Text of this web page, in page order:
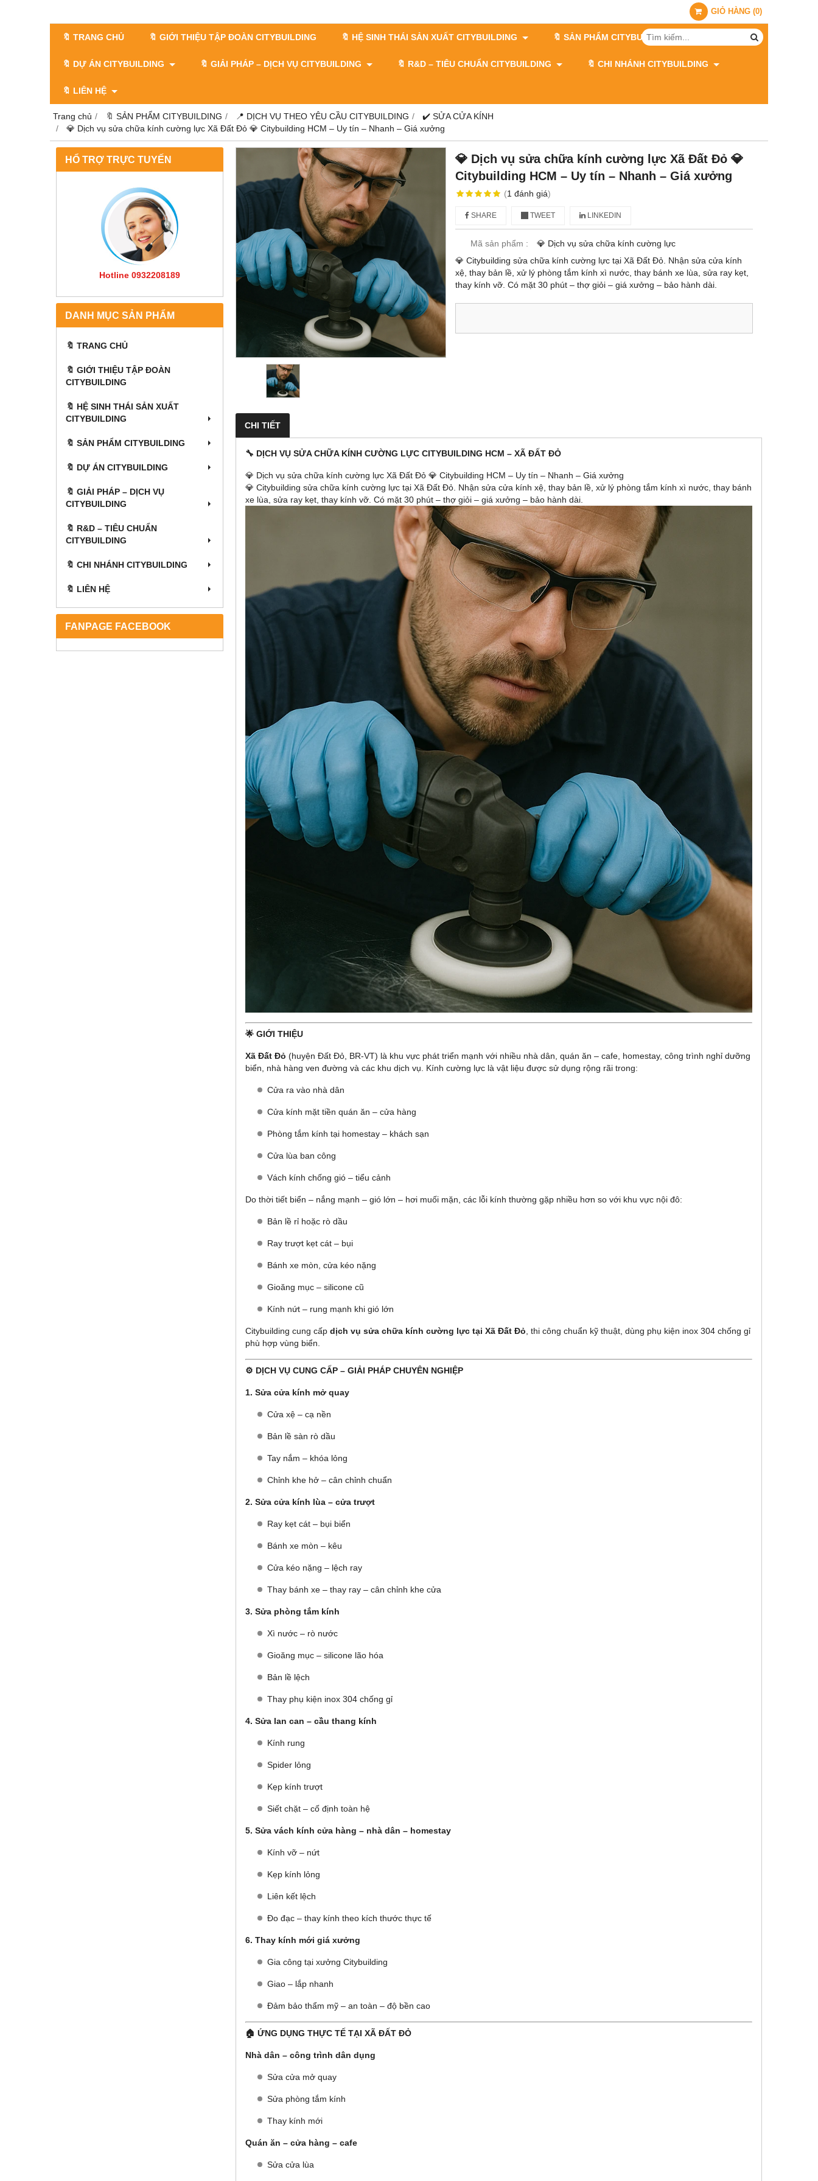
GIỎ HÀNG (0)
🔖 TRANG CHỦ 🔖 GIỚI THIỆU TẬP ĐOÀN CITYBUILDING 🔖 HỆ SINH THÁI SẢN XUẤT CITYBUILDING 🔖 SẢN PHẨM CITYBUILDING
🔖 DỰ ÁN CITYBUILDING 🔖 GIẢI PHÁP – DỊCH VỤ CITYBUILDING 🔖​​​​​​​ R&D – TIÊU CHUẨN CITYBUILDING 🔖 CHI NHÁNH CITYBUILDING
🔖 LIÊN HỆ
Trang chủ 🔖 SẢN PHẨM CITYBUILDING 📍 DỊCH VỤ THEO YÊU CẦU CITYBUILDING
✔️ SỬA CỬA KÍNH
💎 Dịch vụ sửa chữa kính cường lực Xã Đất Đỏ 💎 Citybuilding HCM – Uy tín – Nhanh – Giá xưởng
HỔ TRỢ TRỰC TUYẾN
Hotline 0932208189
DANH MỤC SẢN PHẨM
🔖 TRANG CHỦ
🔖 GIỚI THIỆU TẬP ĐOÀN
CITYBUILDING
🔖 HỆ SINH THÁI SẢN XUẤT
CITYBUILDING
🔖 SẢN PHẨM CITYBUILDING
🔖 DỰ ÁN CITYBUILDING
🔖 GIẢI PHÁP – DỊCH VỤ
CITYBUILDING
🔖​​​​​​​ R&D – TIÊU CHUẨN
CITYBUILDING
🔖 CHI NHÁNH CITYBUILDING
🔖 LIÊN HỆ
FANPAGE FACEBOOK
💎 Dịch vụ sửa chữa kính cường lực Xã Đất Đỏ 💎
Citybuilding HCM – Uy tín – Nhanh – Giá xưởng
(1 đánh giá)
SHARE TWEET LINKEDIN
Mã sản phẩm :
💎 Dịch vụ sửa chữa kính cường lực
💎 Citybuilding sửa chữa kính cường lực tại Xã Đất Đỏ. Nhận sửa cửa kính
xệ, thay bản lề, xử lý phòng tắm kính xì nước, thay bánh xe lùa, sửa ray kẹt,
thay kính vỡ. Có mặt 30 phút – thợ giỏi – giá xưởng – bảo hành dài.
CHI TIẾT
🔧 DỊCH VỤ SỬA CHỮA KÍNH CƯỜNG LỰC CITYBUILDING HCM – XÃ ĐẤT ĐỎ
💎 Dịch vụ sửa chữa kính cường lực Xã Đất Đỏ 💎 Citybuilding HCM – Uy tín – Nhanh – Giá xưởng
💎 Citybuilding sửa chữa kính cường lực tại Xã Đất Đỏ. Nhận sửa cửa kính xệ, thay bản lề, xử lý phòng tắm kính xì nước, thay bánh
xe lùa, sửa ray kẹt, thay kính vỡ. Có mặt 30 phút – thợ giỏi – giá xưởng – bảo hành dài.
🌟 GIỚI THIỆU
Xã Đất Đỏ (huyện Đất Đỏ, BR-VT) là khu vực phát triển mạnh với nhiều nhà dân, quán ăn – cafe, homestay, công trình nghỉ dưỡng
biển, nhà hàng ven đường và các khu dịch vụ. Kính cường lực là vật liệu được sử dụng rộng rãi trong:
Cửa ra vào nhà dân
Cửa kính mặt tiền quán ăn – cửa hàng
Phòng tắm kính tại homestay – khách sạn
Cửa lùa ban công
Vách kính chống gió – tiểu cảnh
Do thời tiết biển – nắng mạnh – gió lớn – hơi muối mặn, các lỗi kính thường gặp nhiều hơn so với khu vực nội đô:
Bản lề rỉ hoặc rò dầu
Ray trượt kẹt cát – bụi
Bánh xe mòn, cửa kéo nặng
Gioăng mục – silicone cũ
Kính nứt – rung mạnh khi gió lớn
Citybuilding cung cấp dịch vụ sửa chữa kính cường lực tại Xã Đất Đỏ , thi công chuẩn kỹ thuật, dùng phụ kiện inox 304 chống gỉ
phù hợp vùng biển.
⚙️ DỊCH VỤ CUNG CẤP – GIẢI PHÁP CHUYÊN NGHIỆP
1. Sửa cửa kính mở quay
Cửa xệ – cạ nền
Bản lề sàn rò dầu
Tay nắm – khóa lỏng
Chỉnh khe hở – cân chỉnh chuẩn
2. Sửa cửa kính lùa – cửa trượt
Ray kẹt cát – bụi biển
Bánh xe mòn – kêu
Cửa kéo nặng – lệch ray
Thay bánh xe – thay ray – cân chỉnh khe cửa
3. Sửa phòng tắm kính
Xì nước – rò nước
Gioăng mục – silicone lão hóa
Bản lề lệch
Thay phụ kiện inox 304 chống gỉ
4. Sửa lan can – cầu thang kính
Kính rung
Spider lỏng
Kẹp kính trượt
Siết chặt – cố định toàn hệ
5. Sửa vách kính cửa hàng – nhà dân – homestay
Kính vỡ – nứt
Kẹp kính lỏng
Liên kết lệch
Đo đạc – thay kính theo kích thước thực tế
6. Thay kính mới giá xưởng
Gia công tại xưởng Citybuilding
Giao – lắp nhanh
Đảm bảo thẩm mỹ – an toàn – độ bền cao
🏠 ỨNG DỤNG THỰC TẾ TẠI XÃ ĐẤT ĐỎ
Nhà dân – công trình dân dụng
Sửa cửa mở quay
Sửa phòng tắm kính
Thay kính mới
Quán ăn – cửa hàng – cafe
Sửa cửa lùa